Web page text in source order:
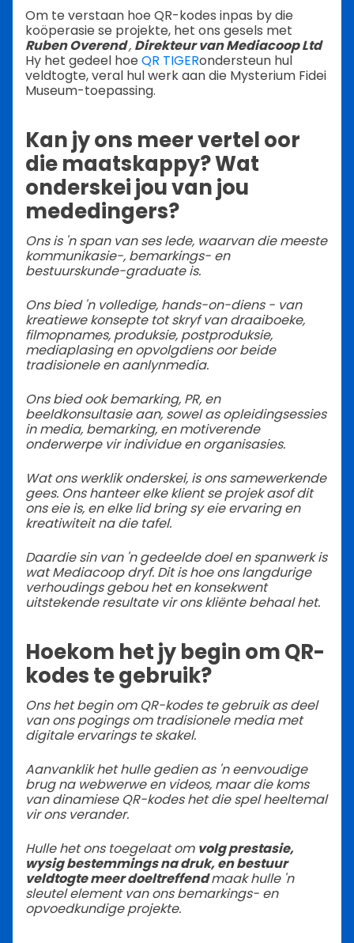
Om te verstaan hoe QR-kodes inpas by die
koöperasie se projekte, het ons gesels met
Ruben Overend, Direkteur van Mediacoop Ltd
Hy het gedeel hoe QR TIGERondersteun hul
veldtogte, veral hul werk aan die Mysterium Fidei
Museum-toepassing.
Kan jy ons meer vertel oor
die maatskappy? Wat
onderskei jou van jou
mededingers?
Ons is 'n span van ses lede, waarvan die meeste
kommunikasie-, bemarkings- en
bestuurskunde-graduate is.
Ons bied 'n volledige, hands-on-diens - van
kreatiewe konsepte tot skryf van draaiboeke,
filmopnames, produksie, postproduksie,
mediaplasing en opvolgdiens oor beide
tradisionele en aanlynmedia.
Ons bied ook bemarking, PR, en
beeldkonsultasie aan, sowel as opleidingsessies
in media, bemarking, en motiverende
onderwerpe vir individue en organisasies.
Wat ons werklik onderskei, is ons samewerkende
gees. Ons hanteer elke klient se projek asof dit
ons eie is, en elke lid bring sy eie ervaring en
kreatiwiteit na die tafel.
Daardie sin van 'n gedeelde doel en spanwerk is
wat Mediacoop dryf. Dit is hoe ons langdurige
verhoudings gebou het en konsekwent
uitstekende resultate vir ons kliënte behaal het.
Hoekom het jy begin om QR-
kodes te gebruik?
Ons het begin om QR-kodes te gebruik as deel
van ons pogings om tradisionele media met
digitale ervarings te skakel.
Aanvanklik het hulle gedien as 'n eenvoudige
brug na webwerwe en videos, maar die koms
van dinamiese QR-kodes het die spel heeltemal
vir ons verander.
Hulle het ons toegelaat om volg prestasie,
wysig bestemmings na druk, en bestuur
veldtogte meer doeltreffendmaak hulle 'n
sleutel element van ons bemarkings- en
opvoedkundige projekte.